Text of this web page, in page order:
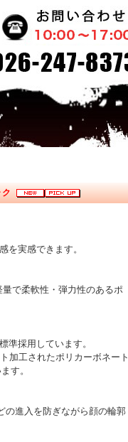
を実感できます。
で柔軟性・弾力性のあるポ
準採用しています。
加工されたポリカーボネート
す。
の進入を防ぎながら顔の輪郭